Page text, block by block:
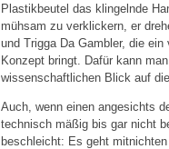
Plastikbeutel das klingelnde
mühsam zu verklickern, er
und Trigga Da Gambler, die
Konzept bringt. Dafür kann
wissenschaftlichen Blick auf
Auch, wenn einen angesichts
technisch mäßig bis gar nicht
beschleicht: Es geht